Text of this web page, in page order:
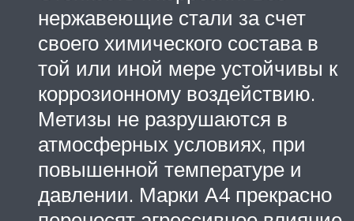
нержавеющие стали за счет
своего химического состава в
той или иной мере устойчивы к
коррозионному воздействию.
Метизы не разрушаются в
атмосферных условиях, при
повышенной температуре и
давлении. Марки А4 прекрасно